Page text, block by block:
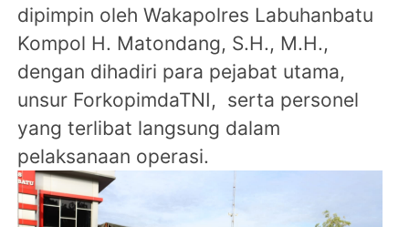
dipimpin oleh Wakapolres Labuhanbatu
Kompol H. Matondang, S.H., M.H.,
dengan dihadiri para pejabat utama,
unsur ForkopimdaTNI, serta personel
yang terlibat langsung dalam
pelaksanaan operasi.